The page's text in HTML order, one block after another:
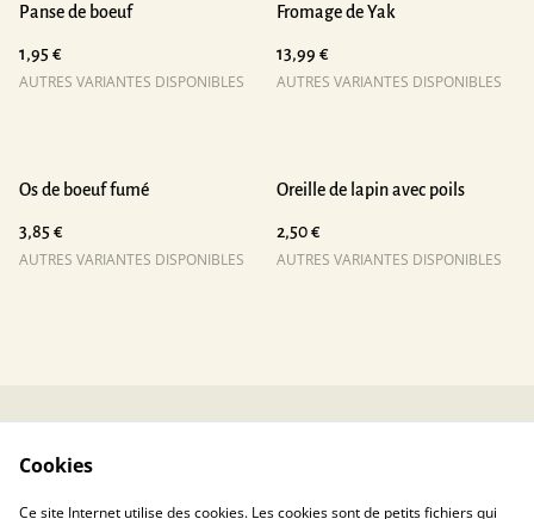
Panse de boeuf
1,95 €
AUTRES VARIANTES DISPONIBLES
Fromage de Yak
13,99 €
AUTRES VARIANTES DISPONIBLES
Os de boeuf fumé
3,85 €
AUTRES VARIANTES DISPONIBLES
Oreille de lapin avec poils
2,50 €
AUTRES VARIANTES DISPONIBLES
Cookies
Ce site Internet utilise des cookies. Les cookies sont de petits fichiers qui